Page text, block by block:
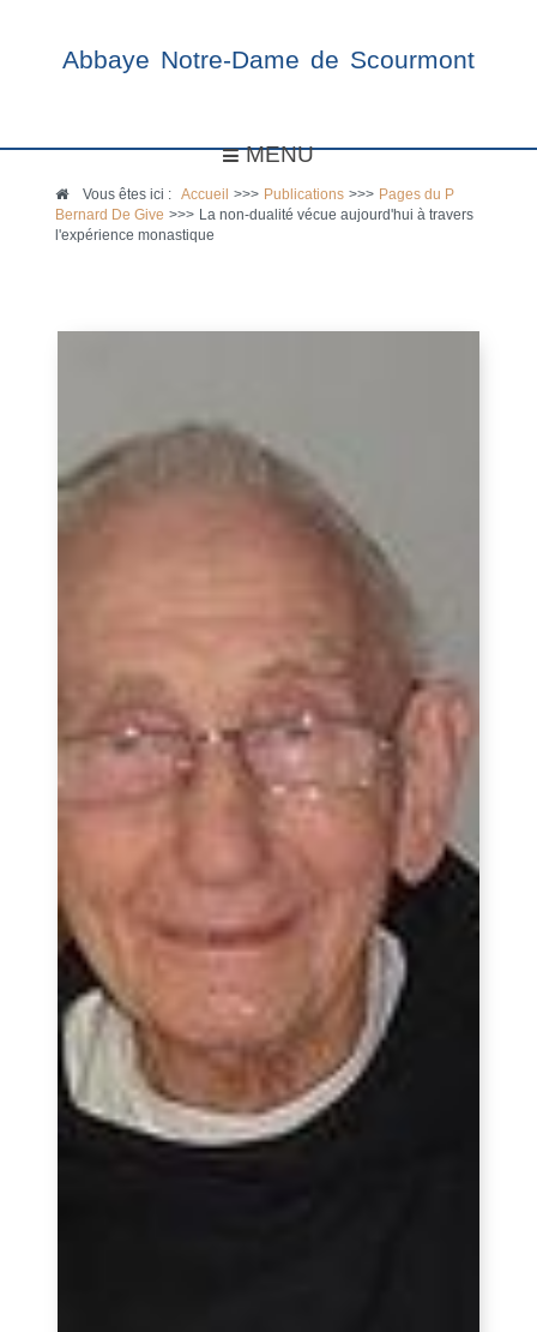
Abbaye Notre-Dame de Scourmont
MENU
Vous êtes ici :Accueil >>> Publications >>> Pages du P
Bernard De Give >>>
La non-dualité vécue aujourd'hui à travers
l'expérience monastique